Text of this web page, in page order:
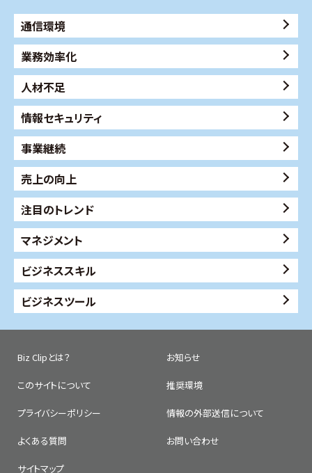
通信環境
業務効率化
人材不足
情報セキュリティ
事業継続
売上の向上
注目のトレンド
マネジメント
ビジネススキル
ビジネスツール
Biz Clipとは？ お知らせ
このサイトについて 推奨環境
プライバシーポリシー 情報の外部送信について
よくある質問 お問い合わせ
サイトマップ